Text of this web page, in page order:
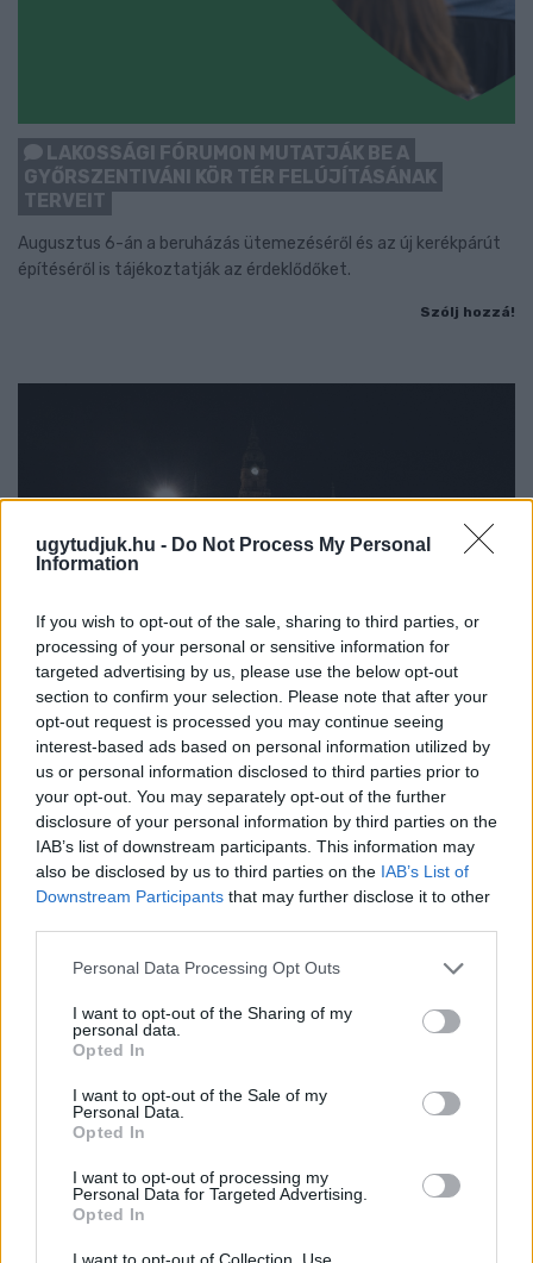
ugytudjuk.hu - Do Not Process My Personal
Information
If you wish to opt-out of the sale, sharing to third parties, or
processing of your personal or sensitive information for
targeted advertising by us, please use the below opt-out
section to confirm your selection. Please note that after your
opt-out request is processed you may continue seeing
interest-based ads based on personal information utilized by
us or personal information disclosed to third parties prior to
your opt-out. You may separately opt-out of the further
disclosure of your personal information by third parties on the
IAB’s list of downstream participants. This information may
also be disclosed by us to third parties on the IAB’s List of
Downstream Participants that may further disclose it to other
Please note that this website/app uses one or more Google
not limited to your visit or usage behaviour. You may click to
grant or deny consent to Google and its third-party tags to
use your data for below specified purposes in below Google
consent section.
Personal Data Processing Opt Outs
I want to opt-out of the Sharing of my
personal data.
Opted In
I want to opt-out of the Sale of my
Personal Data.
Opted In
I want to opt-out of processing my
Personal Data for Targeted Advertising.
Opted In
I want to opt-out of Collection, Use,
LAKOSSÁGI FÓRUMON MUTATJÁK BE A
GYŐRSZENTIVÁNI KÖR TÉR FELÚJÍTÁSÁNAK
TERVEIT
Augusztus 6-án a beruházás ütemezéséről és az új kerékpárút
építéséről is tájékoztatják az érdeklődőket.
Szólj hozzá!
A NAPOKBAN BEFEJEZŐDIK A GYŐRI
DÍSZKIVILÁGÍTÁS LEKAPCSOLÁSA
A város 77 helyszínén zajlik a munkavégzés, a Győr Projekt
kezelésében lévő épületek egy részét is érinti az intézkedés.
Szólj hozzá!